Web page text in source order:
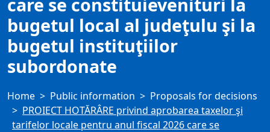
bugetul local al judeţulu şi la
bugetul instituţiilor
subordonate
Home Public information
Proposals for decisions
PROIECT HOTĂRÂRE privind aprobarea taxelor şi
tarifelor locale pentru anul fiscal 2026 care se